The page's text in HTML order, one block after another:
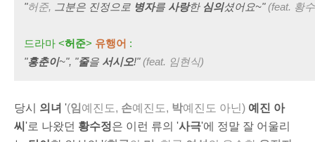
"허준, 그분은 진정으로 병자를 사랑한 심의셨어요~"(feat. 황
드라마 <허준> 유행어 :
"홍춘이~", "줄을 서시오!"(feat. 임현식)
당시 의녀 '(임 예진도, 손예진도, 박예진도 아닌 ) 예진 아
씨 '로 나왔던 황수정은 이런 류의 '사극'에 정말 잘 어울리